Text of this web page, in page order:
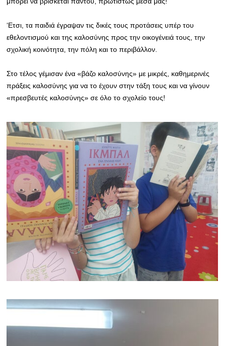
‘Ετσι, τα παιδιά έγραψαν τις δικές τους προτάσεις υπέρ του
εθελοντισμού και της καλοσύνης προς την οικογένειά τους, την
σχολική κοινότητα, την πόλη και το περιβάλλον.
Στο τέλος γέμισαν ένα «βάζο καλοσύνης» με μικρές, καθημερινές
πράξεις καλοσύνης για να το έχουν στην τάξη τους και να γίνουν
«πρεσβευτές καλοσύνης» σε όλο το σχολείο τους!